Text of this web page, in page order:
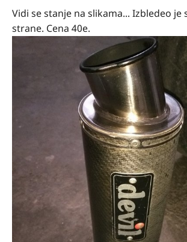
Vidi se stanje na slikama... Izbledeo je
strane. Cena 40e.